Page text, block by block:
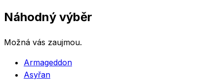
Náhodný výběr
Možná vás zaujmou.
Armageddon
Asyřan